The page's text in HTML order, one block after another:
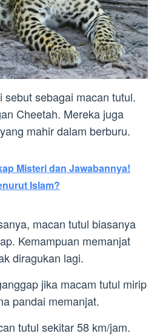
sebut sebagai macan tutul.
Cheetah. Mereka juga
mahir dalam berburu.
Misteri dan Jawabannya!
Islam?
macan tutul biasanya
Kemampuan memanjat
diragukan lagi.
jika macam tutul mirip
pandai memanjat.
tutul sekitar 58 km/jam.